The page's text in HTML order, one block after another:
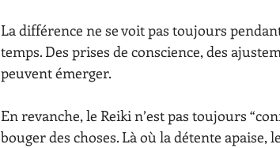
La différence ne se voit pas toujours
temps. Des prises de conscience, des
peuvent émerger.
En revanche, le Reiki n’est pas toujours
bouger des choses. Là où la détente